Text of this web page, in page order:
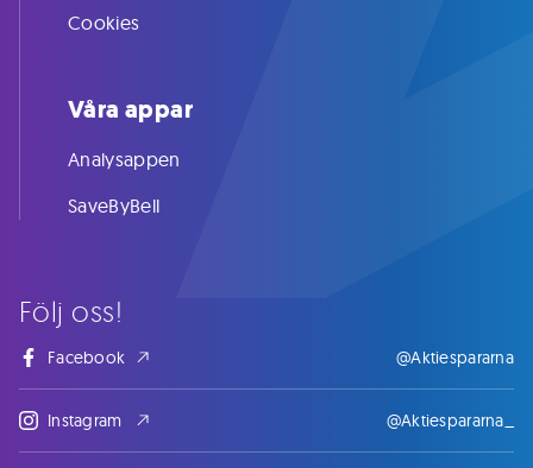
Följ oss!
Facebook @Aktiespararna
Instagram @Aktiespararna_
Cookies
Våra appar
Analysappen
SaveByBell